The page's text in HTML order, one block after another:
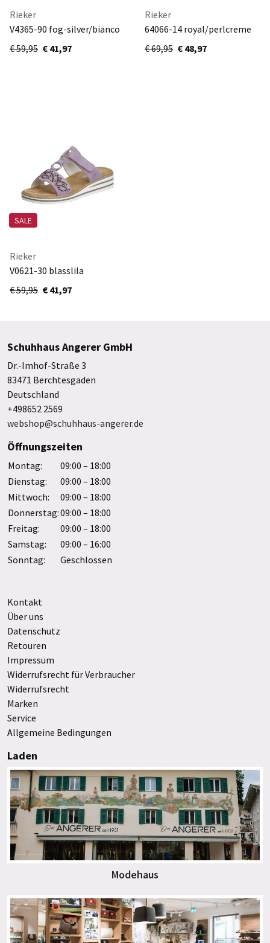
Rieker
V4365-90 fog-silver/bianco
€ 59,95 € 41,97
Rieker
64066-14 royal/perlcreme
€ 69,95 € 48,97
SALE
Rieker
V0621-30 blasslila
€ 59,95 € 41,97
Schuhhaus Angerer GmbH
Dr.-Imhof-Straße 3
83471 Berchtesgaden
Deutschland
+498652 2569
webshop@schuhhaus-angerer.de
Öffnungszeiten
Montag:
09:00 – 18:00
Dienstag:
09:00 – 18:00
Mittwoch:
09:00 – 18:00
Donnerstag:09:00 – 18:00
Freitag:
09:00 – 18:00
Samstag:
09:00 – 16:00
Sonntag:
Geschlossen
Kontakt
Über uns
Datenschutz
Retouren
Impressum
Widerrufsrecht für Verbraucher
Widerrufsrecht
Marken
Service
Allgemeine Bedingungen
Laden
Modehaus